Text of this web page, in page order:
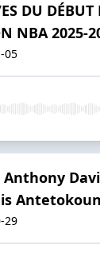
DU DÉBUT
NBA 2025-
05
Anthony
29